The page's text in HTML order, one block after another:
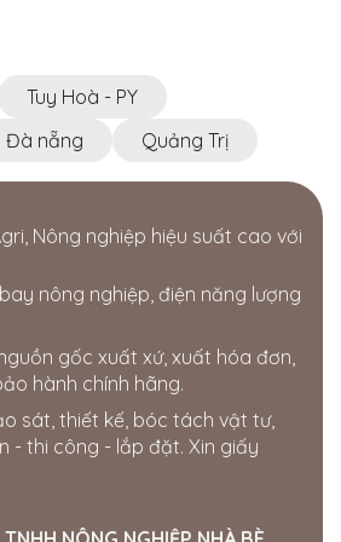
Song, Đắk Nông
PHÁP CÔNG NGHỆ
thiện. huyện phú thiện.
Đồng Nai, Việt Nam
Nông
Nghĩa Tân, Gia Nghĩa, Đắk
Tuy Hoà - PY
Đà nẵng Quảng Trị
Nông nghiệp hiệu suất cao với
nông nghiệp, điện năng lượng
gốc xuất xứ, xuất hóa đơn,
hành chính hãng.
sát, thiết kế, bóc tách vật tư,
- thi công - lắp đặt. Xin giấy